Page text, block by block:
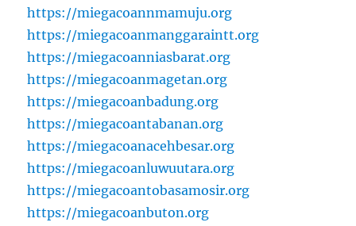
https://miegacoannmamuju.org
https://miegacoanmanggaraintt.org
https://miegacoanniasbarat.org
https://miegacoanmagetan.org
https://miegacoanbadung.org
https://miegacoantabanan.org
https://miegacoanacehbesar.org
https://miegacoanluwuutara.org
https://miegacoantobasamosir.org
https://miegacoanbuton.org